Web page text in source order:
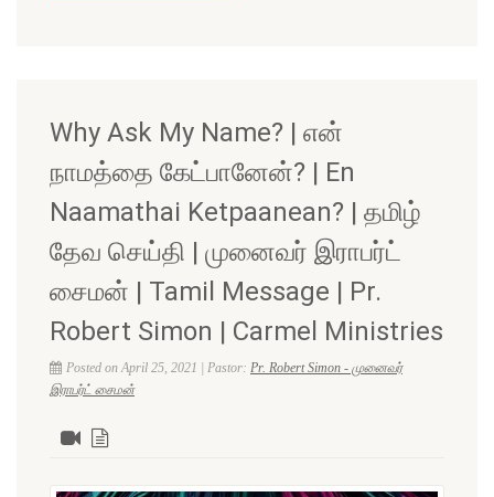
Why Ask My Name? | என்
நாமத்தை கேட்பானேன்? | En
Naamathai Ketpaanean? | தமிழ்
தேவ செய்தி | முனைவர் இராபர்ட்
சைமன் | Tamil Message | Pr.
Robert Simon | Carmel Ministries
Posted on April 25, 2021 | Pastor: Pr. Robert Simon - முனைவர்
இராபர்ட் சைமன்